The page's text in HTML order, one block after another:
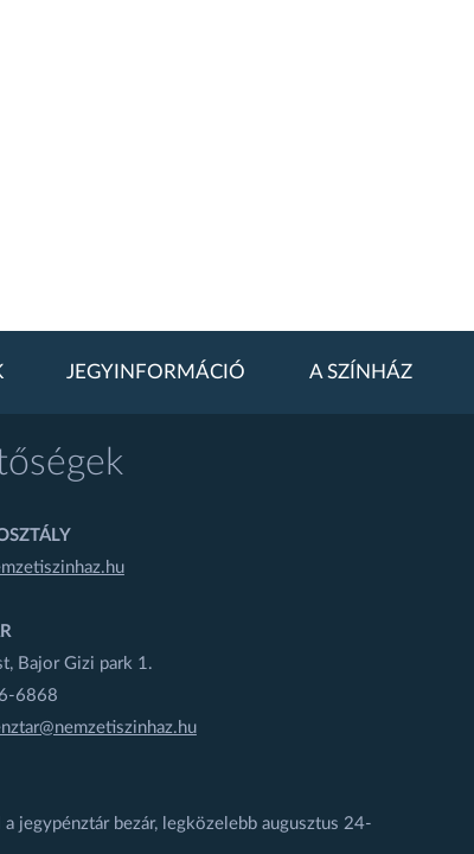
JEGYINFORMÁCIÓ A SZÍNHÁZ
Bajor Gizi park 1.
6868
jegypénztár bezár, legközelebb augusztus 24-